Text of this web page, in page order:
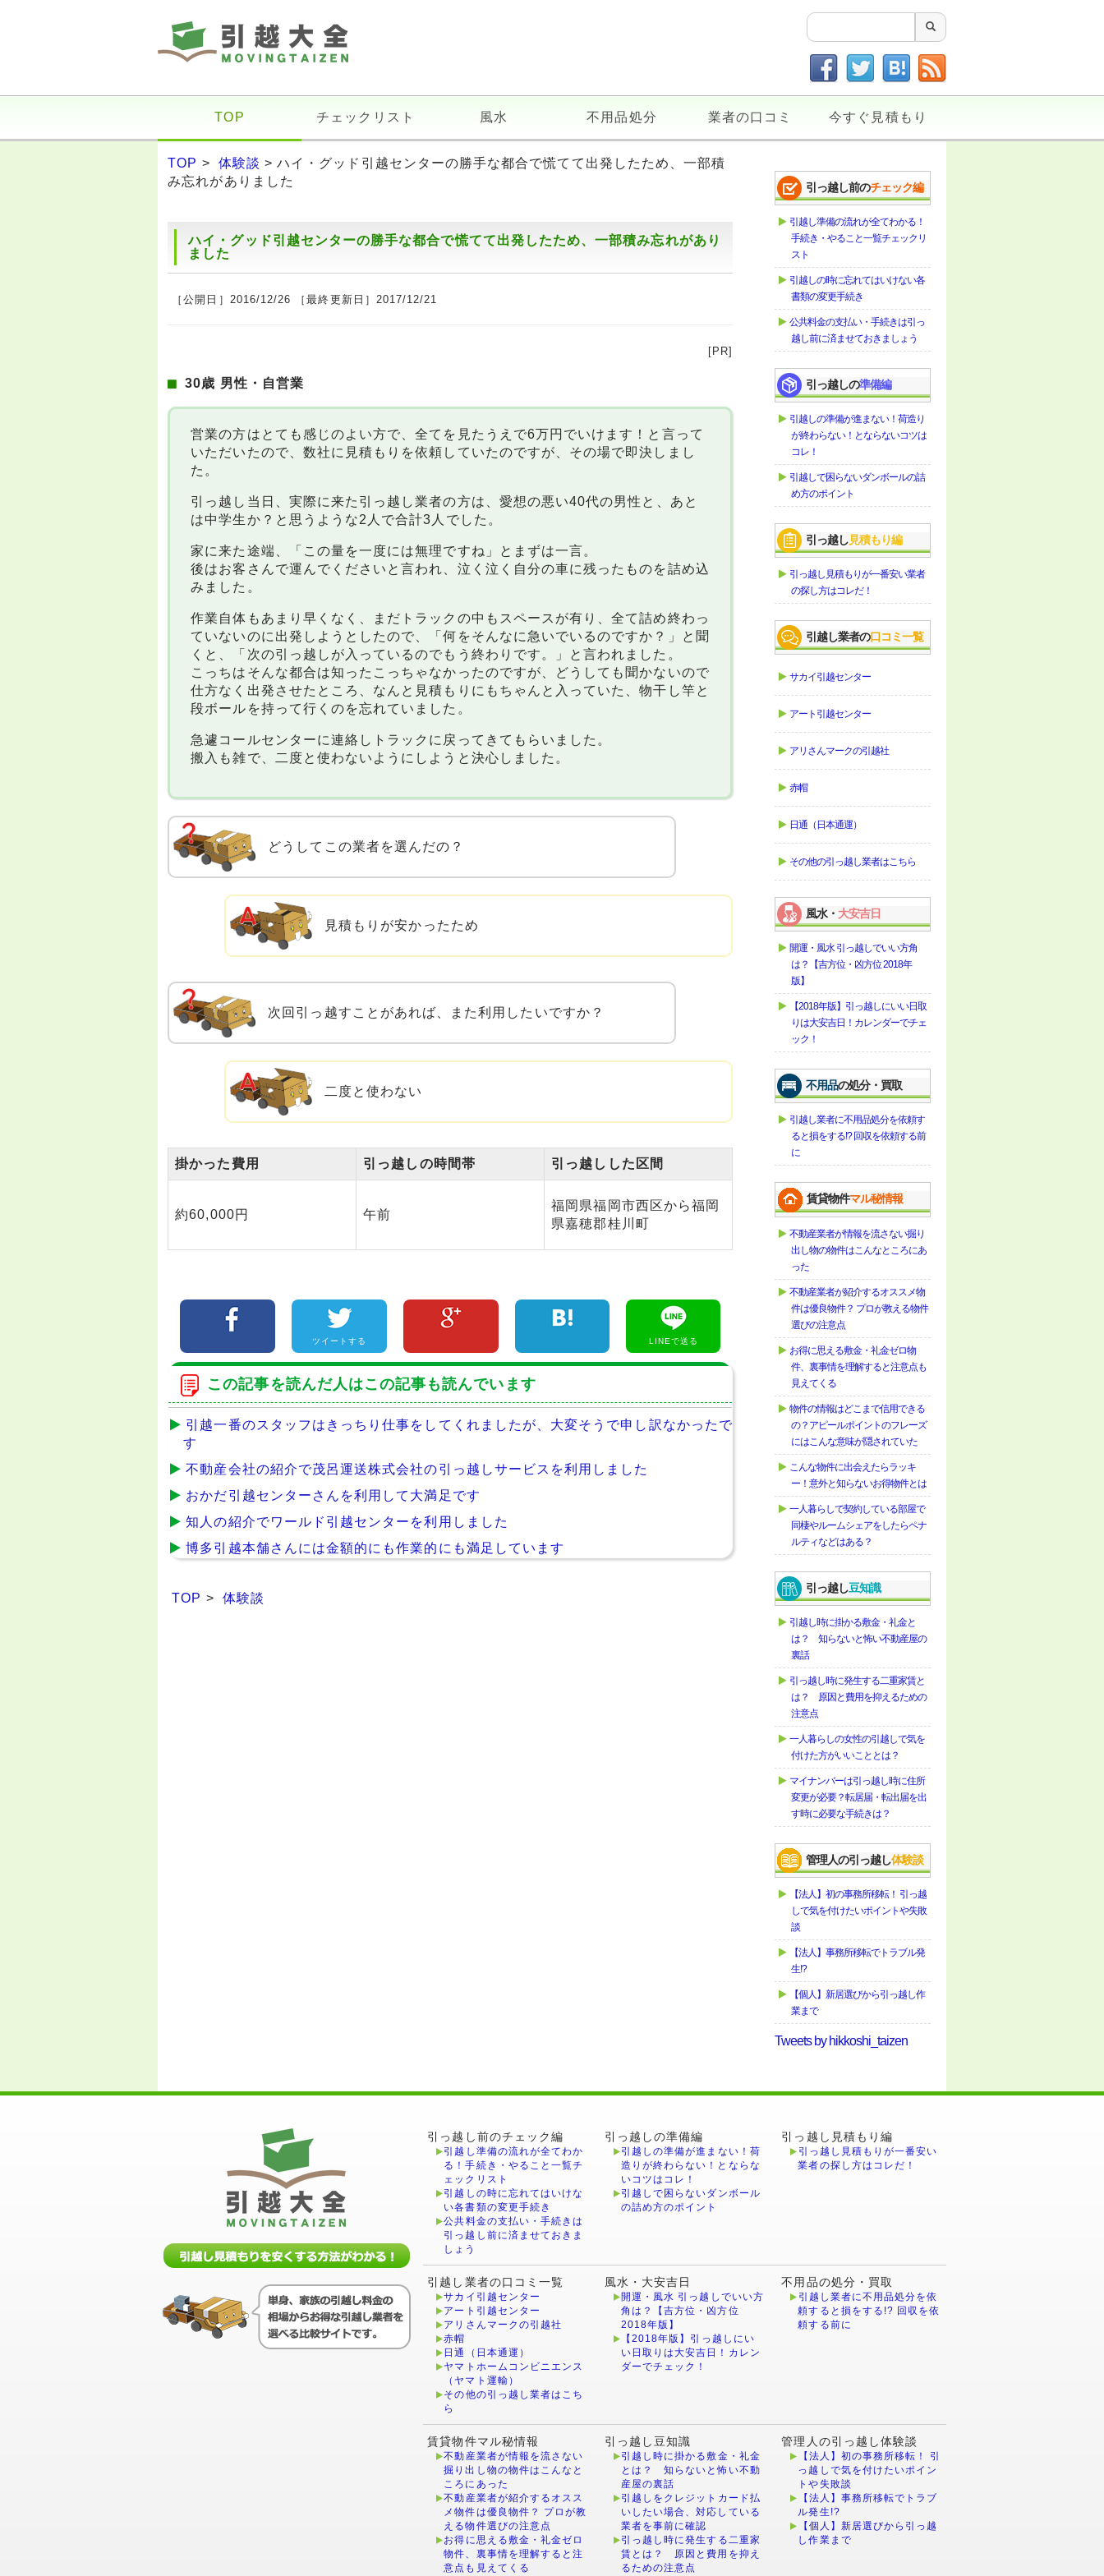
TOP チェックリスト 風水 不用品処分 業者の口コミ 今すぐ見積もり
TOP > 体験談 > ハイ・グッド引越センターの勝手な都合で慌てて出発したため、一部積
み忘れがありました
ハイ・グッド引越センターの勝手な都合で慌てて出発したため、一部積み忘れがあり
ました
［公開日］2016/12/26 ［最終更新日］2017/12/21
[PR]
30歳 男性・自営業
営業の方はとても感じのよい方で、全てを見たうえで6万円でいけます！と言って
いただいたので、数社に見積もりを依頼していたのですが、その場で即決しまし
た。
引っ越し当日、実際に来た引っ越し業者の方は、愛想の悪い40代の男性と、あと
は中学生か？と思うような2人で合計3人でした。
家に来た途端、「この量を一度には無理ですね」とまずは一言。
後はお客さんで運んでくださいと言われ、泣く泣く自分の車に残ったものを詰め込
みました。
作業自体もあまり早くなく、まだトラックの中もスペースが有り、全て詰め終わっ
ていないのに出発しようとしたので、「何をそんなに急いでいるのですか？」と聞
くと、「次の引っ越しが入っているのでもう終わりです。」と言われました。
こっちはそんな都合は知ったこっちゃなかったのですが、どうしても聞かないので
仕方なく出発させたところ、なんと見積もりにもちゃんと入っていた、物干し竿と
段ボールを持って行くのを忘れていました。
急遽コールセンターに連絡しトラックに戻ってきてもらいました。
搬入も雑で、二度と使わないようにしようと決心しました。
どうしてこの業者を選んだの？
見積もりが安かったため
次回引っ越すことがあれば、また利用したいですか？
二度と使わない
掛かった費用 引っ越しの時間帯 引っ越しした区間
約60,000円 午前
福岡県福岡市西区から福岡
県嘉穂郡桂川町
ツイートする LINEで送る
この記事を読んだ人はこの記事も読んでいます
引越一番のスタッフはきっちり仕事をしてくれましたが、大変そうで申し訳なかったで
す
不動産会社の紹介で茂呂運送株式会社の引っ越しサービスを利用しました
おかだ引越センターさんを利用して大満足です
知人の紹介でワールド引越センターを利用しました
博多引越本舗さんには金額的にも作業的にも満足しています
TOP > 体験談
引っ越し前のチェック編
引越し準備の流れが全てわかる！
手続き・やること一覧チェックリ
スト
引越しの時に忘れてはいけない各
書類の変更手続き
公共料金の支払い・手続きは引っ
越し前に済ませておきましょう
引っ越しの準備編
引越しの準備が進まない！荷造り
が終わらない！とならないコツは
コレ！
引越しで困らないダンボールの詰
め方のポイント
引っ越し見積もり編
引っ越し見積もりが一番安い業者
の探し方はコレだ！
引越し業者の口コミ一覧
サカイ引越センター
アート引越センター
アリさんマークの引越社
赤帽
日通（日本通運）
その他の引っ越し業者はこちら
風水・ 大安吉日
開運・風水 引っ越しでいい方角
は？【吉方位・凶方位 2018年
版】
【2018年版】引っ越しにいい日取
りは大安吉日！カレンダーでチェ
ック！
不用品の処分・買取
引越し業者に不用品処分を依頼す
ると損をする!? 回収を依頼する前
に
賃貸物件マル秘情報
不動産業者が情報を流さない掘り
出し物の物件はこんなところにあ
った
不動産業者が紹介するオススメ物
件は優良物件？ プロが教える物件
選びの注意点
お得に思える敷金・礼金ゼロ物
件、裏事情を理解すると注意点も
見えてくる
物件の情報はどこまで信用できる
の？アピールポイントのフレーズ
にはこんな意味が隠されていた
こんな物件に出会えたらラッキ
ー！意外と知らないお得物件とは
一人暮らしで契約している部屋で
同棲やルームシェアをしたらペナ
ルティなどはある？
引っ越し豆知識
引越し時に掛かる敷金・礼金と
は？ 知らないと怖い不動産屋の
裏話
引っ越し時に発生する二重家賃と
は？ 原因と費用を抑えるための
注意点
一人暮らしの女性の引越しで気を
付けた方がいいこととは？
マイナンバーは引っ越し時に住所
変更が必要？転居届・転出届を出
す時に必要な手続きは？
管理人の引っ越し体験談
【法人】初の事務所移転！ 引っ越
しで気を付けたいポイントや失敗
談
【法人】事務所移転でトラブル発
生!?
【個人】新居選びから引っ越し作
業まで
Tweets by hikkoshi_taizen
引っ越し前のチェック編
引越し準備の流れが全てわか
る！手続き・やること一覧チ
ェックリスト
引越しの時に忘れてはいけな
い各書類の変更手続き
公共料金の支払い・手続きは
引っ越し前に済ませておきま
しょう
引っ越しの準備編
引越しの準備が進まない！荷
造りが終わらない！とならな
いコツはコレ！
引越しで困らないダンボール
の詰め方のポイント
引っ越し見積もり編
引っ越し見積もりが一番安い
業者の探し方はコレだ！
引越し業者の口コミ一覧
サカイ引越センター
アート引越センター
アリさんマークの引越社
赤帽
日通（日本通運）
ヤマトホームコンビニエンス
（ヤマト運輸）
その他の引っ越し業者はこち
ら
風水・大安吉日
開運・風水 引っ越しでいい方
角は？【吉方位・凶方位
2018年版】
【2018年版】引っ越しにい
い日取りは大安吉日！カレン
ダーでチェック！
不用品の処分・買取
引越し業者に不用品処分を依
頼すると損をする!? 回収を依
頼する前に
賃貸物件マル秘情報
不動産業者が情報を流さない
掘り出し物の物件はこんなと
ころにあった
不動産業者が紹介するオスス
メ物件は優良物件？ プロが教
える物件選びの注意点
お得に思える敷金・礼金ゼロ
物件、裏事情を理解すると注
意点も見えてくる
引っ越し豆知識
引越し時に掛かる敷金・礼金
とは？ 知らないと怖い不動
産屋の裏話
引越しをクレジットカード払
いしたい場合、対応している
業者を事前に確認
引っ越し時に発生する二重家
賃とは？ 原因と費用を抑え
るための注意点
管理人の引っ越し体験談
【法人】初の事務所移転！ 引
っ越しで気を付けたいポイン
トや失敗談
【法人】事務所移転でトラブ
ル発生!?
【個人】新居選びから引っ越
し作業まで